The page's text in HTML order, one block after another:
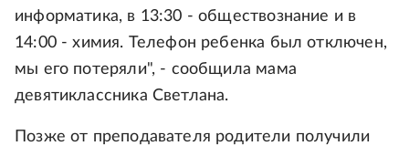
информатика, в 13:30 - обществознание и в
14:00 - химия. Телефон ребенка был отключен,
мы его потеряли", - сообщила мама
девятиклассника Светлана.
Позже от преподавателя родители получили